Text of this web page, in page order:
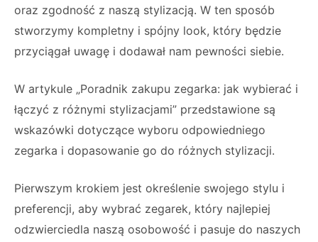
oraz zgodność z naszą stylizacją. W ten sposób
stworzymy kompletny i spójny look, który będzie
przyciągał uwagę i dodawał nam pewności siebie.
W artykule „Poradnik zakupu zegarka: jak wybierać i
łączyć z różnymi stylizacjami” przedstawione są
wskazówki dotyczące wyboru odpowiedniego
zegarka i dopasowanie go do różnych stylizacji.
Pierwszym krokiem jest określenie swojego stylu i
preferencji, aby wybrać zegarek, który najlepiej
odzwierciedla naszą osobowość i pasuje do naszych